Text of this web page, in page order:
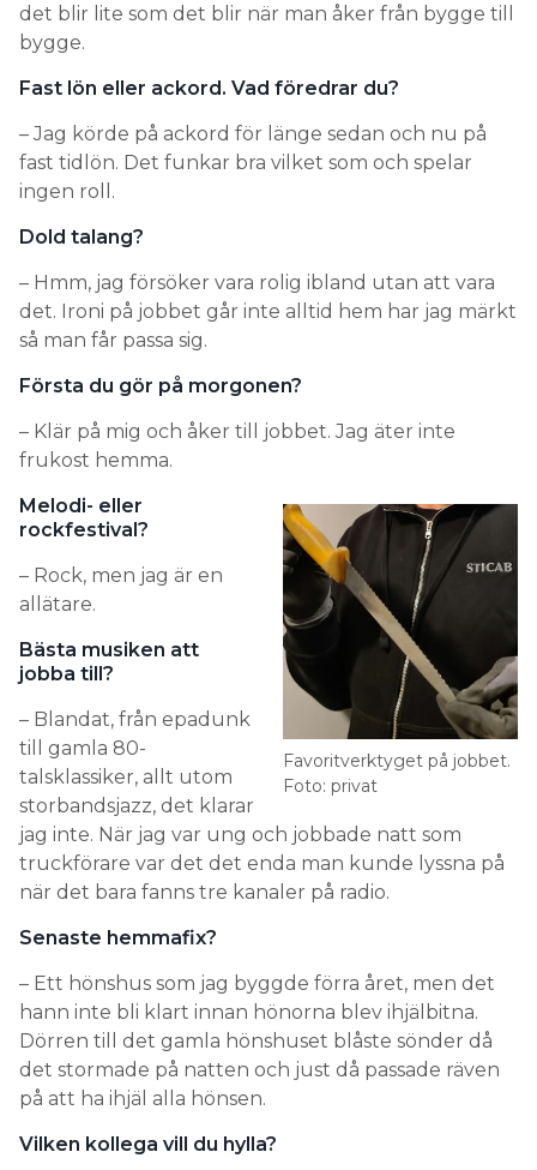
det blir lite som det blir när man åker från bygge till
bygge.
Fast lön eller ackord. Vad föredrar du?
– Jag körde på ackord för länge sedan och nu på
fast tidlön. Det funkar bra vilket som och spelar
ingen roll.
Dold talang?
– Hmm, jag försöker vara rolig ibland utan att vara
det. Ironi på jobbet går inte alltid hem har jag märkt
så man får passa sig.
Första du gör på morgonen?
– Klär på mig och åker till jobbet. Jag äter inte
frukost hemma.
Favoritverktyget på jobbet.
Foto: privat
Melodi- eller
rockfestival?
– Rock, men jag är en
allätare.
Bästa musiken att
jobba till?
– Blandat, från epadunk
till gamla 80-
talsklassiker, allt utom
storbandsjazz, det klarar
jag inte. När jag var ung och jobbade natt som
truckförare var det det enda man kunde lyssna på
när det bara fanns tre kanaler på radio.
Senaste hemmafix?
– Ett hönshus som jag byggde förra året, men det
hann inte bli klart innan hönorna blev ihjälbitna.
Dörren till det gamla hönshuset blåste sönder då
det stormade på natten och just då passade räven
på att ha ihjäl alla hönsen.
Vilken kollega vill du hylla?